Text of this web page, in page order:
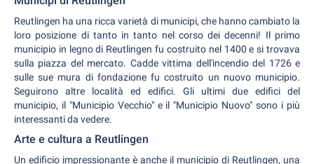
Reutlingen ha una ricca varietà di municipi, che hanno cambiato la
loro posizione di tanto in tanto nel corso dei decenni! Il primo
municipio in legno di Reutlingen fu costruito nel 1400 e si trovava
sulla piazza del mercato. Cadde vittima dell'incendio del 1726 e
sulle sue mura di fondazione fu costruito un nuovo municipio.
Seguirono altre località ed edifici. Gli ultimi due edifici del
municipio, il "Municipio Vecchio" e il "Municipio Nuovo" sono i più
interessanti da vedere.
Arte e cultura a Reutlingen
Un edificio impressionante è anche il municipio di Reutlingen, una